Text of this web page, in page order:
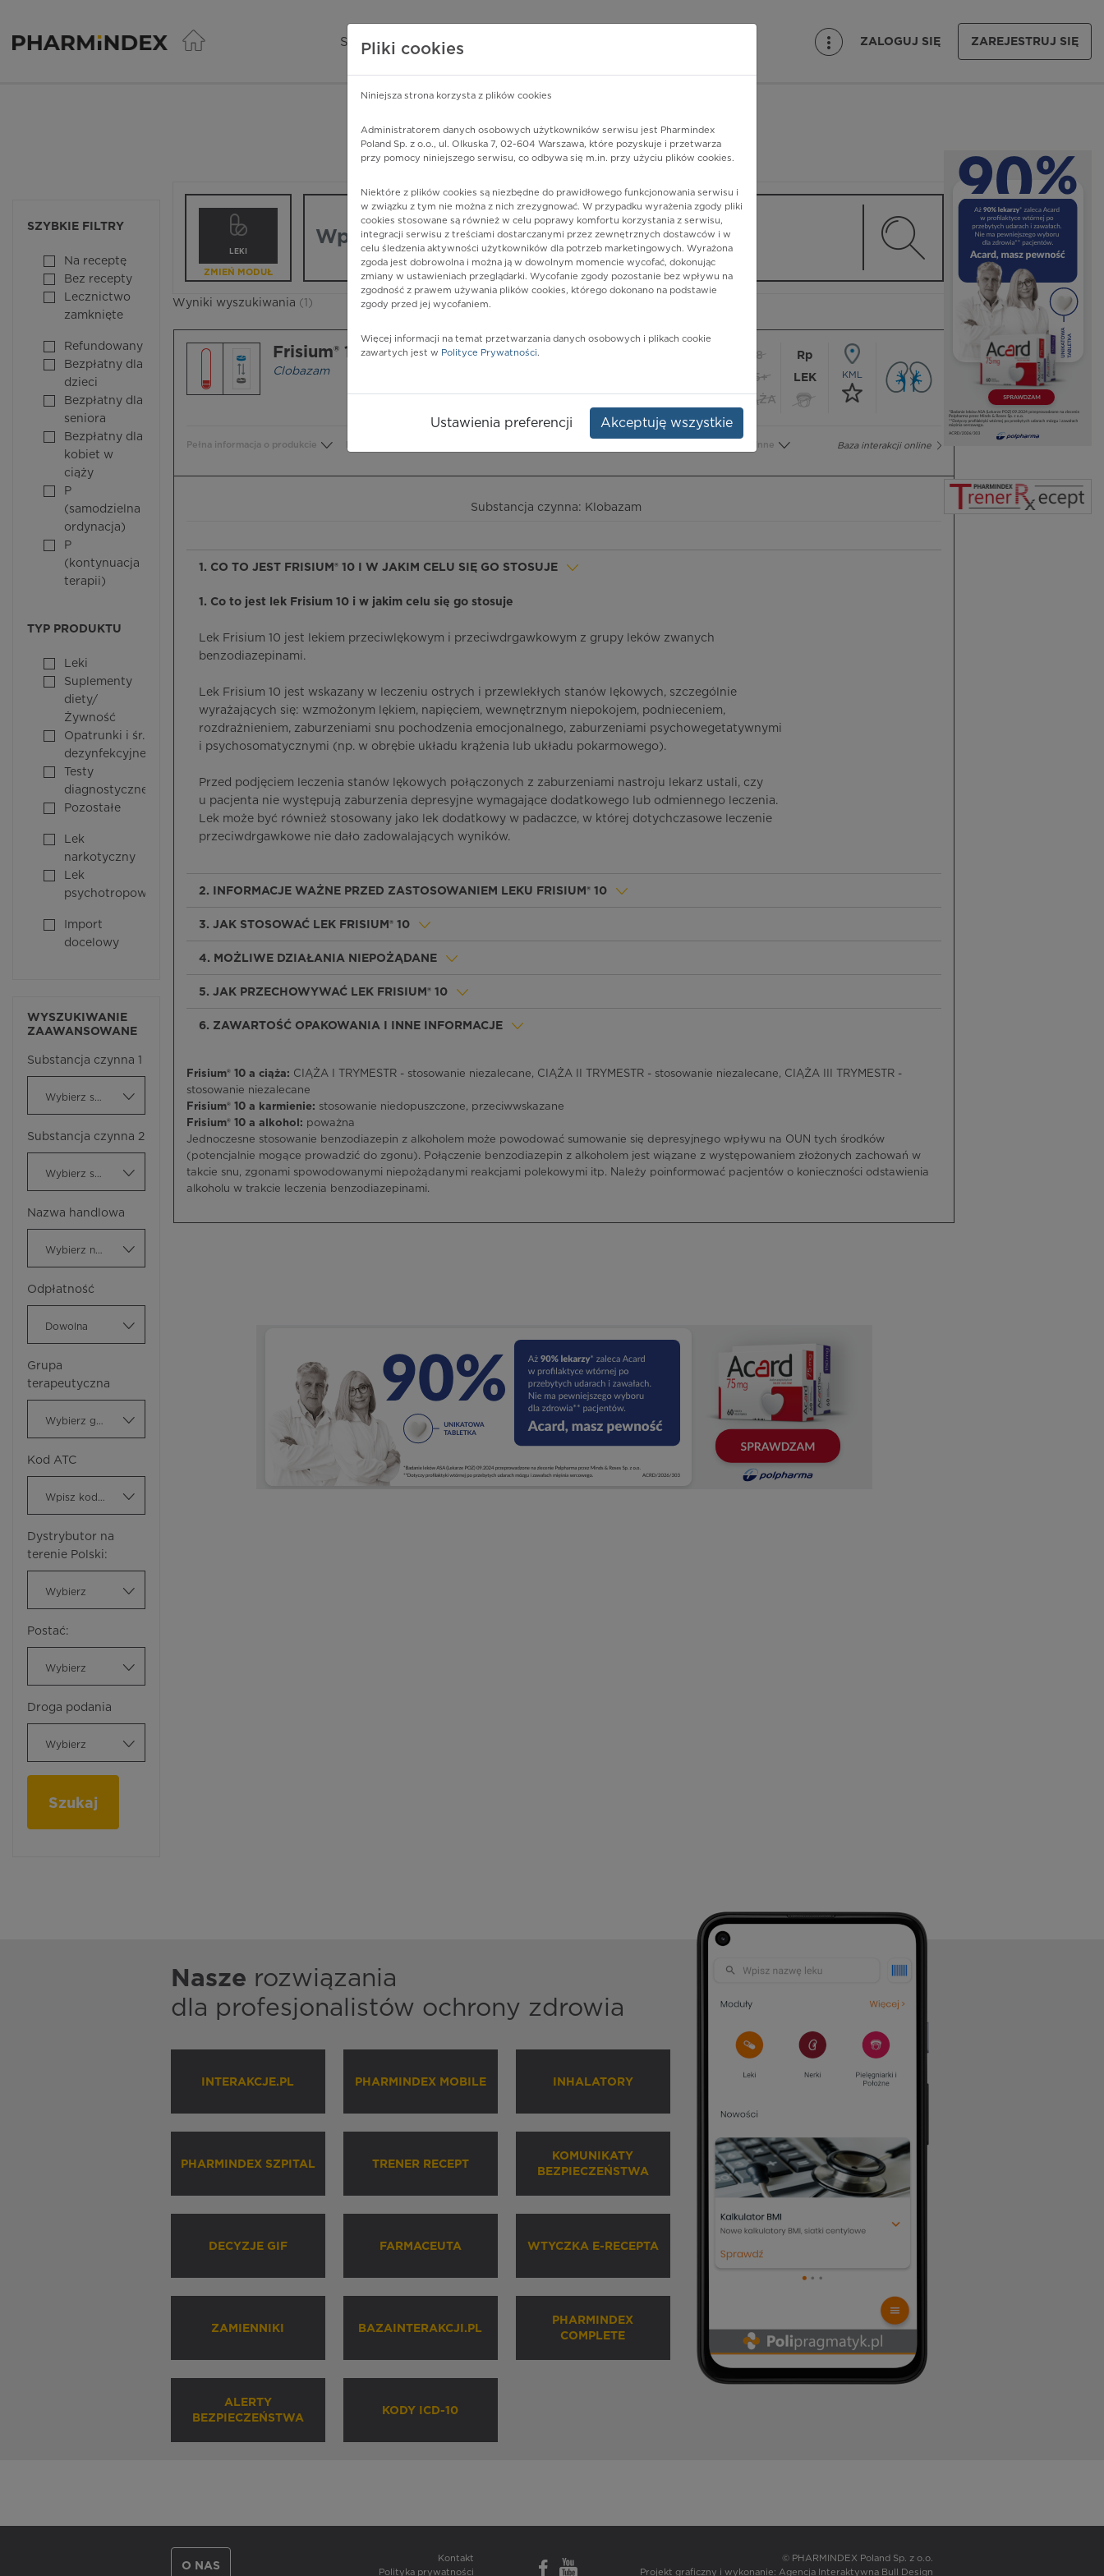
Pharmindex - lider wiedzy o lekach
SERWISY PHARMINDEX ZALOGUJ SIĘ ZAREJESTRUJ SIĘ
SZYBKIE FILTRY
Na receptę
Bez recepty
Lecznictwo
zamknięte
Refundowany
Bezpłatny dla
dzieci
Bezpłatny dla
seniora
Bezpłatny dla
kobiet w
ciąży
P
(samodzielna
ordynacja)
P
(kontynuacja
terapii)
TYP PRODUKTU
Leki
Suplementy
diety/
Żywność
Opatrunki i śr.
dezynfekcyjne
Testy
diagnostyczne
Pozostałe
Lek
narkotyczny
Lek
psychotropowy
Import
docelowy
WYSZUKIWANIE
ZAAWANSOWANE
Substancja czynna 1
Substancja czynna 2
Nazwa handlowa
Odpłatność
Dowolna
Grupa
terapeutyczna
Kod ATC
Dystrybutor na
terenie Polski:
Wybierz
Postać:
Wybierz
Droga podania
Wybierz
Szukaj
Pharmindex
lider wiedzy o lekach
LEKI
ZMIEŃ MODUŁ
Wpisz nazwę lub substancję czynną
Wyniki wyszukiwania (1)
Frisium® 10
Clobazam
Postać:tabl.
18
65+
CIĄŻA
Rp
LEK
KML
Baza interakcji online
Pełna informacja o produkcie Inne
Substancja czynna: Klobazam
1. CO TO JEST FRISIUM® 10 I W JAKIM CELU SIĘ GO STOSUJE
1. Co to jest lek Frisium 10 i w jakim celu się go stosuje
Lek Frisium 10 jest lekiem przeciwlękowym i przeciwdrgawkowym z grupy leków zwanych
benzodiazepinami.
Lek Frisium 10 jest wskazany w leczeniu ostrych i przewlekłych stanów lękowych, szczególnie
wyrażających się: wzmożonym lękiem, napięciem, wewnętrznym niepokojem, podnieceniem,
rozdrażnieniem, zaburzeniami snu pochodzenia emocjonalnego, zaburzeniami psychowegetatywnymi
i psychosomatycznymi (np. w obrębie układu krążenia lub układu pokarmowego).
Przed podjęciem leczenia stanów lękowych połączonych z zaburzeniami nastroju lekarz ustali, czy
u pacjenta nie występują zaburzenia depresyjne wymagające dodatkowego lub odmiennego leczenia.
Lek może być również stosowany jako lek dodatkowy w padaczce, w której dotychczasowe leczenie
przeciwdrgawkowe nie dało zadowalających wyników.
2. INFORMACJE WAŻNE PRZED ZASTOSOWANIEM LEKU FRISIUM® 10
3. JAK STOSOWAĆ LEK FRISIUM® 10
4. MOŻLIWE DZIAŁANIA NIEPOŻĄDANE
5. JAK PRZECHOWYWAĆ LEK FRISIUM® 10
6. ZAWARTOŚĆ OPAKOWANIA I INNE INFORMACJE
Frisium® 10 a ciąża: CIĄŻA I TRYMESTR - stosowanie niezalecane, CIĄŻA II TRYMESTR - stosowanie niezalecane, CIĄŻA III TRYMESTR -
stosowanie niezalecane
Frisium® 10 a karmienie: stosowanie niedopuszczone, przeciwwskazane
Frisium® 10 a alkohol: poważna
Jednoczesne stosowanie benzodiazepin z alkoholem może powodować sumowanie się depresyjnego wpływu na OUN tych środków
(potencjalnie mogące prowadzić do zgonu). Połączenie benzodiazepin z alkoholem jest wiązane z występowaniem złożonych zachowań w
takcie snu, zgonami spowodowanymi niepożądanymi reakcjami polekowymi itp. Należy poinformować pacjentów o konieczności odstawienia
alkoholu w trakcie leczenia benzodiazepinami.
Nasze rozwiązania
dla profesjonalistów ochrony zdrowia
INTERAKCJE.PL PHARMINDEX MOBILE INHALATORY
PHARMINDEX SZPITAL TRENER RECEPT
KOMUNIKATY
BEZPIECZEŃSTWA
DECYZJE GIF FARMACEUTA WTYCZKA E-RECEPTA
ZAMIENNIKI BAZAINTERAKCJI.PL
PHARMINDEX
COMPLETE
ALERTY
BEZPIECZEŃSTWA
KODY ICD-10
O NAS
Kontakt
Polityka prywatności
© PHARMINDEX Poland Sp. z o.o.
Projekt graficzny i wykonanie: Agencja Interaktywna Bull Design
Pliki cookies
Niniejsza strona korzysta z plików cookies
Administratorem danych osobowych użytkowników serwisu jest Pharmindex
Poland Sp. z o.o., ul. Olkuska 7, 02-604 Warszawa, które pozyskuje i przetwarza
przy pomocy niniejszego serwisu, co odbywa się m.in. przy użyciu plików cookies.
Niektóre z plików cookies są niezbędne do prawidłowego funkcjonowania serwisu i
w związku z tym nie można z nich zrezygnować. W przypadku wyrażenia zgody pliki
cookies stosowane są również w celu poprawy komfortu korzystania z serwisu,
integracji serwisu z treściami dostarczanymi przez zewnętrznych dostawców i w
celu śledzenia aktywności użytkowników dla potrzeb marketingowych. Wyrażona
zgoda jest dobrowolna i można ją w dowolnym momencie wycofać, dokonując
zmiany w ustawieniach przeglądarki. Wycofanie zgody pozostanie bez wpływu na
zgodność z prawem używania plików cookies, którego dokonano na podstawie
zgody przed jej wycofaniem.
Więcej informacji na temat przetwarzania danych osobowych i plikach cookie
zawartych jest w Polityce Prywatności.
Ustawienia preferencji Akceptuję wszystkie